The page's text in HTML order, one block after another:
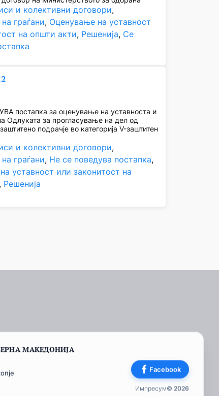
и колективни договори
граѓани, Оценување на уставност
на општи акти, Решенија, Се
постапка за оценување на уставноста и
Одлуката за прогласување на дел од
подрачје во категорија V-заштитен
и колективни договори
граѓани, Не се поведува постапка
уставност или законитост на
, Решенија
МАКЕДОНИЈА
Facebook
Импресум© 2026